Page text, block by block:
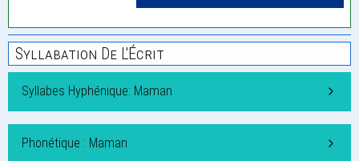
Syllabation De L'Écrit
Syllabes Hyphénique: Maman
Phonétique : Maman